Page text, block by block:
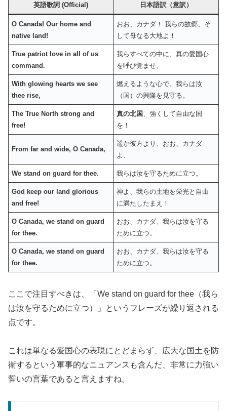
英語歌詞 (Official) 日本語訳（意訳）
O Canada! Our home and
native land!
おお、カナダ！ 我らの故郷、そ
して母なる大地よ！
True patriot love in all of us
command.
我らすべての中に、真の愛国心
を呼び覚ませ。
With glowing hearts we see
thee rise,
燃えるような心で、我らは汝
（国）の興隆を見守る。
The True North strong and
free!
真の北国
、強くして自由な国
を！
From far and wide, O Canada,
遥か彼方より、おお、カナダ
よ、
We stand on guard for thee. 我らは汝を守るために立つ。
God keep our land glorious
and free!
神よ、我らの土地を栄光と自由
に満たしたまえ！
O Canada, we stand on guard
for thee.
おお、カナダ、我らは汝を守る
ために立つ。
O Canada, we stand on guard
for thee.
おお、カナダ、我らは汝を守る
ために立つ。
ここで注目すべきは、「We stand on guard for thee（我ら
は汝を守るために立つ）」というフレーズが繰り返される
点です。
これは単なる愛国心の表現にとどまらず、広大な国土を防
衛するという軍事的なニュアンスも含んだ、非常に力強い
誓いの言葉であると言えますね。